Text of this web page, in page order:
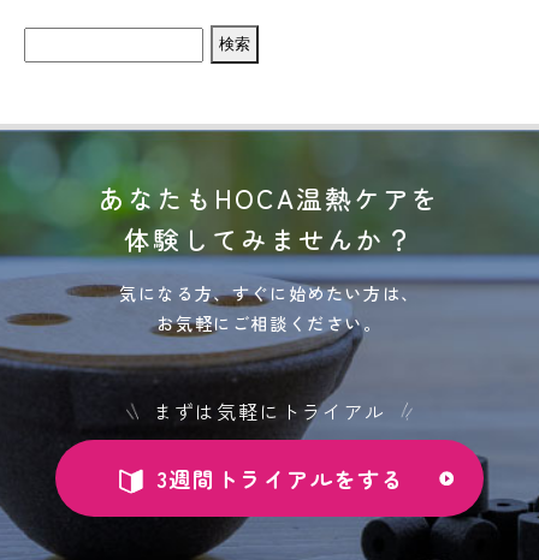
検
索:
あなたもHOCA温熱ケアを
体験してみませんか？
気になる方、すぐに始めたい方は、
お気軽にご相談ください。
まずは気軽にトライアル
3週間トライアルをする